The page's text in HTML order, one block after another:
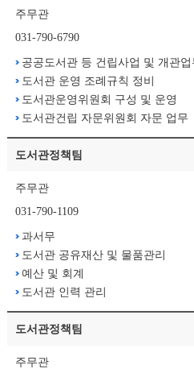
주무관
031-790-6790
공공도서관 등 건립사업 및 개관업
도서관 운영 조례규칙 정비
도서관운영위원회 구성 및 운영
도서관건립 자문위원회 자문 업무
도서관정책팀
주무관
031-790-1109
과서무
도서관 공유재산 및 물품관리
예산 및 회계
도서관 인력 관리
도서관정책팀
주무관